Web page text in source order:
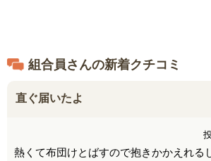
組合員さんの新着クチコミ
直ぐ届いたよ
熱くて布団けとばすので抱きかかえれる